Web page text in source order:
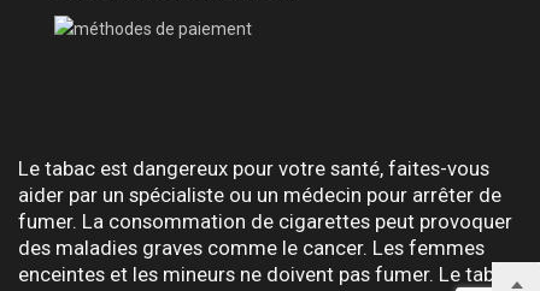
Le tabac est dangereux pour votre santé, faites-vous
aider par un spécialiste ou un médecin pour arrêter de
fumer. La consommation de cigarettes peut provoquer
des maladies graves comme le cancer. Les femmes
enceintes et les mineurs ne doivent pas fumer. Le tabac